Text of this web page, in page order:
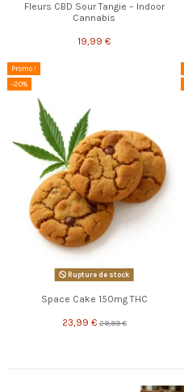
Fleurs CBD Sour Tangie – Indoor
Cannabis
19,99 €
Promo !
-20%
Rupture de stock
Space Cake 150mg THC
23,99 €29,99 €